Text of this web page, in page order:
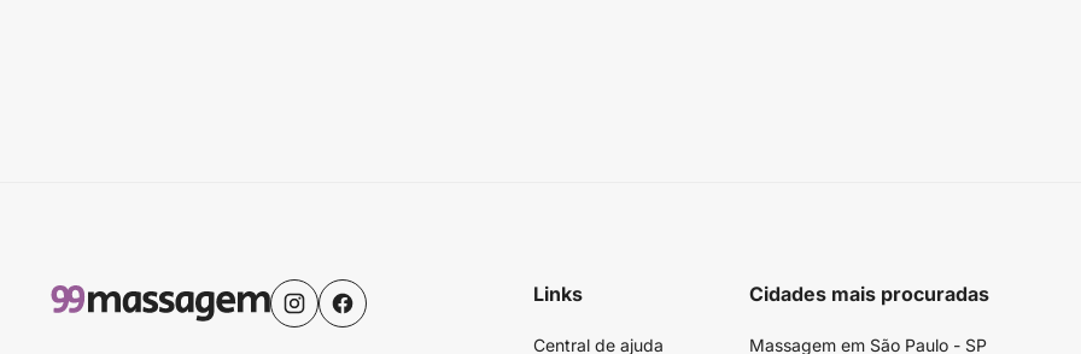
Links
Central de ajuda
Cidades mais procuradas
Massagem em São Paulo - SP